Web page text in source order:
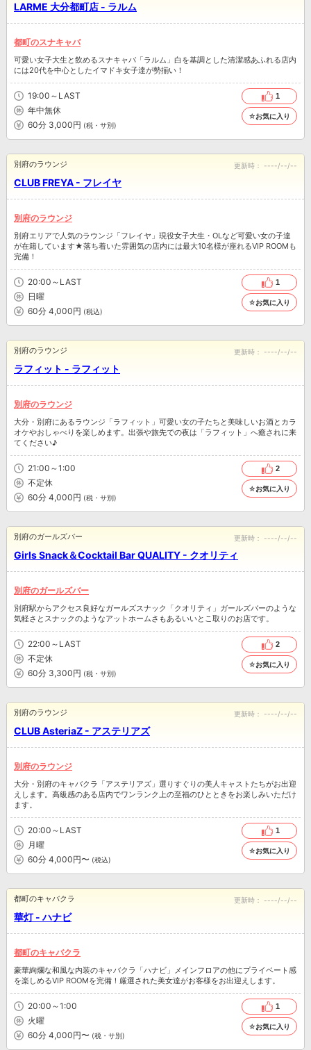
LARME 大分都町店 - ラルム
都町のスナキャバ
可愛い女子大生と飲めるスナキャバ「ラルム」白を基調とした清潔感あふれる店内
には20代を中心としたイマドキ女子達が勢揃い！
19:00～LAST
年中無休
60分 3,000円 (税・サ別)
1
☆お気に入り
CLUB FREYA - フレイヤ
別府のラウンジ 更新時： ----/--/--
別府のラウンジ
別府エリアで人気のラウンジ「フレイヤ」現役女子大生・OLなど可愛い女の子達
が在籍しています★落ち着いた雰囲気の店内には最大10名様が座れるVIP ROOMも
完備！
20:00～LAST
日曜
60分 4,000円 (税込)
1
☆お気に入り
ラフィット - ラフィット
別府のラウンジ 更新時： ----/--/--
別府のラウンジ
大分・別府にあるラウンジ「ラフィット」可愛い女の子たちと美味しいお酒とカラ
オケやおしゃべりを楽しめます。出張や旅先での夜は「ラフィット」へ癒されに来
てください♪
21:00～1:00
不定休
60分 4,000円 (税・サ別)
2
☆お気に入り
Girls Snack＆Cocktail Bar QUALITY - クオリティ
別府のガールズバー 更新時： ----/--/--
別府のガールズバー
別府駅からアクセス良好なガールズスナック「クオリティ」ガールズバーのような
気軽さとスナックのようなアットホームさもあるいいとこ取りのお店です。
22:00～LAST
不定休
60分 3,300円 (税・サ別)
2
☆お気に入り
CLUB AsteriaZ - アステリアズ
別府のラウンジ 更新時： ----/--/--
別府のラウンジ
大分・別府のキャバクラ「アステリアズ」選りすぐりの美人キャストたちがお出迎
えします。高級感のある店内でワンランク上の至福のひとときをお楽しみいただけ
ます。
20:00～LAST
月曜
60分 4,000円〜 (税込)
1
☆お気に入り
華灯 - ハナビ
都町のキャバクラ 更新時： ----/--/--
都町のキャバクラ
豪華絢爛な和風な内装のキャバクラ「ハナビ」メインフロアの他にプライベート感
を楽しめるVIP ROOMを完備！厳選された美女達がお客様をお出迎えします。
20:00～1:00
火曜
60分 4,000円〜 (税・サ別)
1
☆お気に入り